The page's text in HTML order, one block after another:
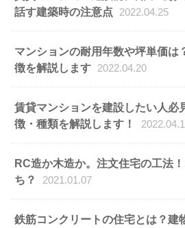
話す建築時の注意点
2022.04.25
マンションの耐用年数や坪単価は
徴を解説します
2022.04.20
賃貸マンションを建設したい人必
徴・種類を解説します！
RC造か木造か。注文住宅の工法
ち？
2021.01.07
鉄筋コンクリートの住宅とは？建